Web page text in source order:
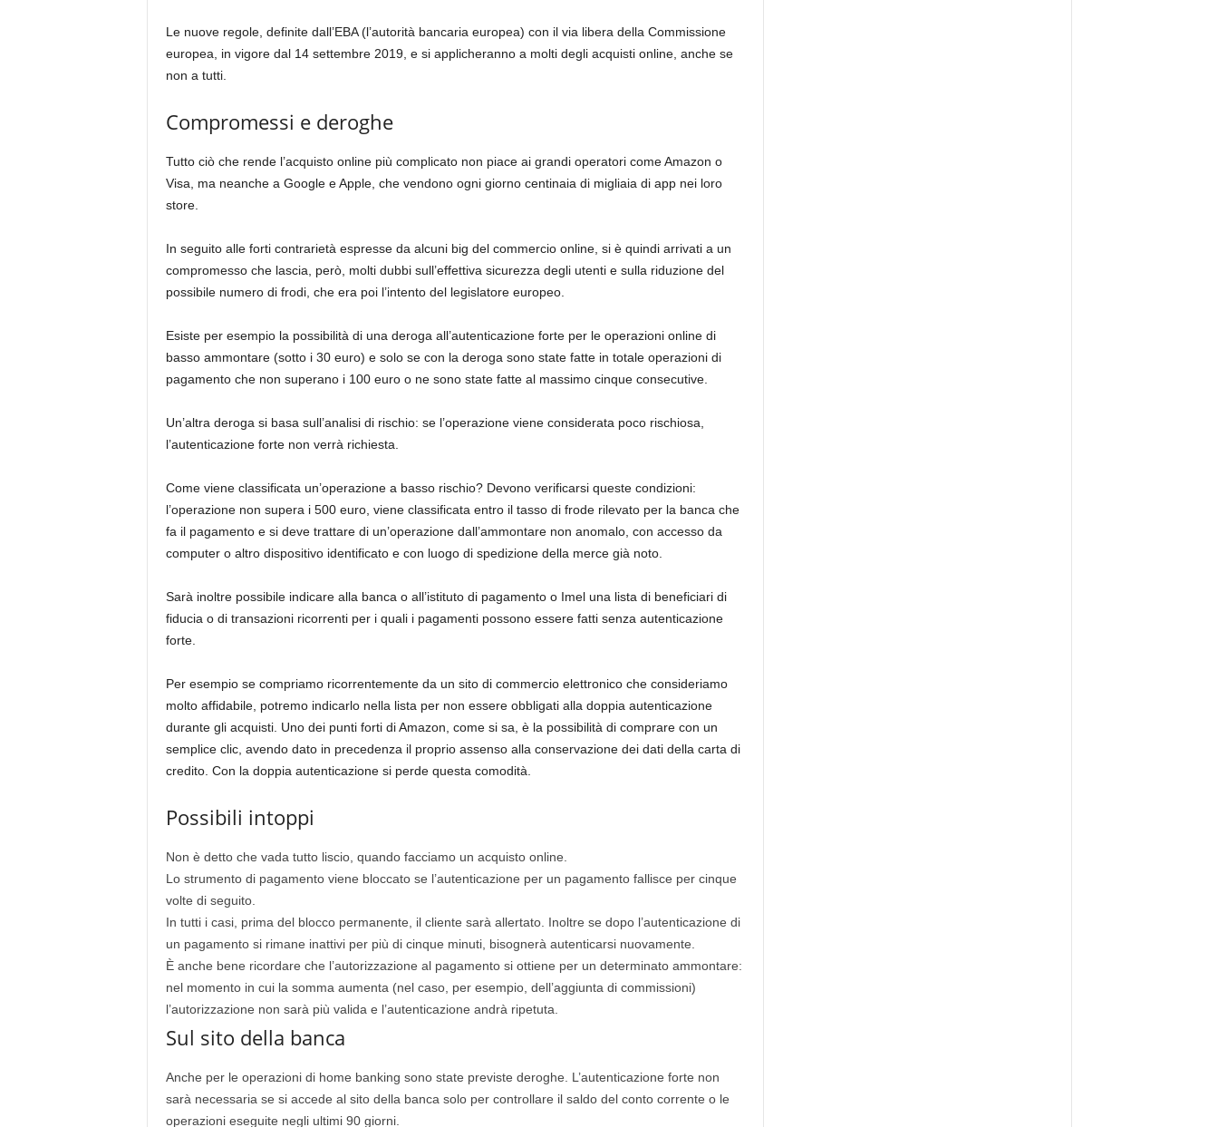
Le nuove regole, definite dall’EBA (l’autorità bancaria europea) con il via libera della Commissione
europea, in vigore dal 14 settembre 2019, e si applicheranno a molti degli acquisti online, anche se
non a tutti.
Compromessi e deroghe
Tutto ciò che rende l’acquisto online più complicato non piace ai grandi operatori come Amazon o
Visa, ma neanche a Google e Apple, che vendono ogni giorno centinaia di migliaia di app nei loro
store.
In seguito alle forti contrarietà espresse da alcuni big del commercio online, si è quindi arrivati a un
compromesso che lascia, però, molti dubbi sull’effettiva sicurezza degli utenti e sulla riduzione del
possibile numero di frodi, che era poi l’intento del legislatore europeo.
Esiste per esempio la possibilità di una deroga all’autenticazione forte per le operazioni online di
basso ammontare (sotto i 30 euro) e solo se con la deroga sono state fatte in totale operazioni di
pagamento che non superano i 100 euro o ne sono state fatte al massimo cinque consecutive.
Un’altra deroga si basa sull’analisi di rischio: se l’operazione viene considerata poco rischiosa,
l’autenticazione forte non verrà richiesta.
Come viene classificata un’operazione a basso rischio? Devono verificarsi queste condizioni:
l’operazione non supera i 500 euro, viene classificata entro il tasso di frode rilevato per la banca che
fa il pagamento e si deve trattare di un’operazione dall’ammontare non anomalo, con accesso da
computer o altro dispositivo identificato e con luogo di spedizione della merce già noto.
Sarà inoltre possibile indicare alla banca o all’istituto di pagamento o Imel una lista di beneficiari di
fiducia o di transazioni ricorrenti per i quali i pagamenti possono essere fatti senza autenticazione
forte.
Per esempio se compriamo ricorrentemente da un sito di commercio elettronico che consideriamo
molto affidabile, potremo indicarlo nella lista per non essere obbligati alla doppia autenticazione
durante gli acquisti. Uno dei punti forti di Amazon, come si sa, è la possibilità di comprare con un
semplice clic, avendo dato in precedenza il proprio assenso alla conservazione dei dati della carta di
credito. Con la doppia autenticazione si perde questa comodità.
Possibili intoppi
Non è detto che vada tutto liscio, quando facciamo un acquisto online.
Lo strumento di pagamento viene bloccato se l’autenticazione per un pagamento fallisce per cinque
volte di seguito.
In tutti i casi, prima del blocco permanente, il cliente sarà allertato. Inoltre se dopo l’autenticazione di
un pagamento si rimane inattivi per più di cinque minuti, bisognerà autenticarsi nuovamente.
È anche bene ricordare che l’autorizzazione al pagamento si ottiene per un determinato ammontare:
nel momento in cui la somma aumenta (nel caso, per esempio, dell’aggiunta di commissioni)
l’autorizzazione non sarà più valida e l’autenticazione andrà ripetuta.
Sul sito della banca
Anche per le operazioni di home banking sono state previste deroghe. L’autenticazione forte non
sarà necessaria se si accede al sito della banca solo per controllare il saldo del conto corrente o le
operazioni eseguite negli ultimi 90 giorni.